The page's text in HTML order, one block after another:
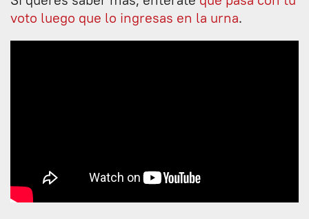
voto luego que lo ingresas en la urna.